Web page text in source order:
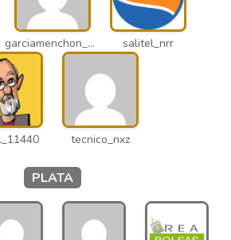
garciamenchon_puz salitel_nrr
tecnico_nxz
PLATA